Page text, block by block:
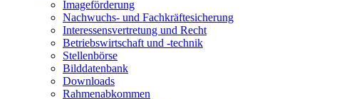
Imageförderung
Nachwuchs- und Fachkräftesicherung
Interessensvertretung und Recht
Betriebswirtschaft und -technik
Stellenbörse
Bilddatenbank
Downloads
Rahmenabkommen